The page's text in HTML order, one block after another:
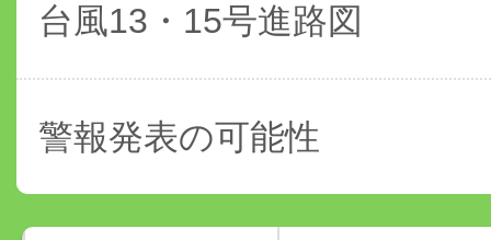
台風13・15号進路図
警報発表の可能性